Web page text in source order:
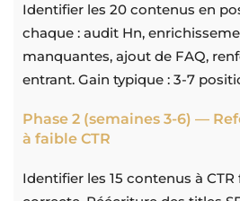
Identifier les 20 contenus en
chaque : audit Hn,
manquantes, ajout de FAQ,
entrant. Gain typique : 3-7
Phase 2 (semaines 3-6) —
à faible CTR
Identifier les 15 contenus à